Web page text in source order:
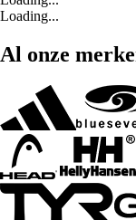
Loading...
Al onze